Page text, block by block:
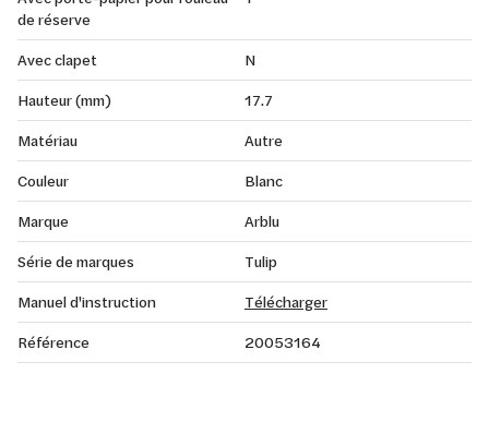
de réserve
Avec clapet
N
Hauteur (mm)
17.7
Matériau
Autre
Couleur
Blanc
Marque
Arblu
Série de marques
Tulip
Manuel d'instruction
Télécharger
Référence
20053164